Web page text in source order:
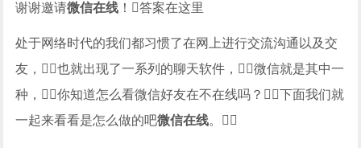
谢谢邀请微信在线 ！答案在这里
处于网络时代的我们都习惯了在网上进行交流沟通以及交
友，也就出现了一系列的聊天软件，微信就是其中一
种，你知道怎么看微信好友在不在线吗？下面我们就
一起来看看是怎么做的吧微信在线。